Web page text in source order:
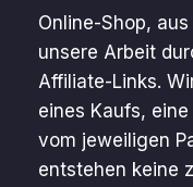
Online-Shop,
unsere Arbeit
Affiliate-Links.
eines Kaufs,
vom jeweiligen
entstehen keine